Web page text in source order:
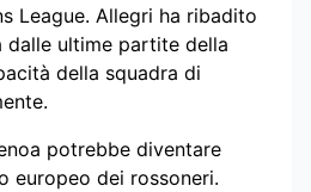
League. Allegri ha ribadito
ultime partite della
della squadra di
potrebbe diventare
europeo dei rossoneri.